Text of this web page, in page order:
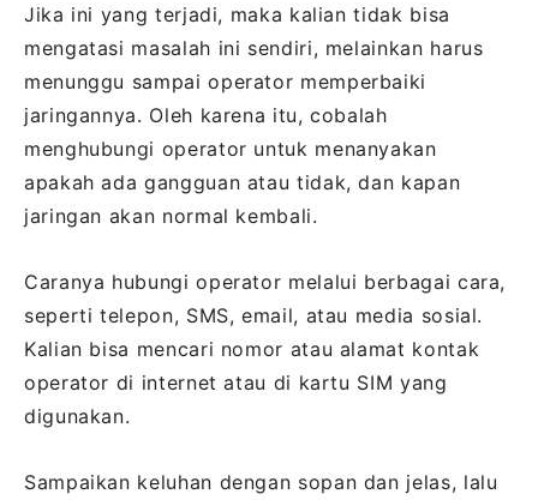
Jika ini yang terjadi, maka kalian tidak bisa
mengatasi masalah ini sendiri, melainkan harus
menunggu sampai operator memperbaiki
jaringannya. Oleh karena itu, cobalah
menghubungi operator untuk menanyakan
apakah ada gangguan atau tidak, dan kapan
jaringan akan normal kembali.
Caranya hubungi operator melalui berbagai cara,
seperti telepon, SMS, email, atau media sosial.
Kalian bisa mencari nomor atau alamat kontak
operator di internet atau di kartu SIM yang
digunakan.
Sampaikan keluhan dengan sopan dan jelas, lalu